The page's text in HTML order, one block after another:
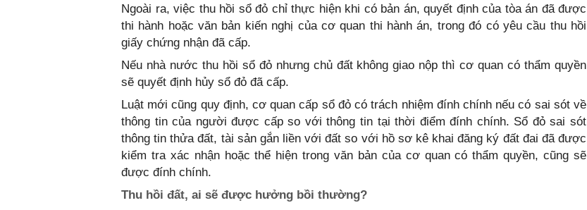
Ngoài ra, việc thu hồi sổ đỏ chỉ thực hiện khi có bản án, quyết định của tòa án đã được
thi hành hoặc văn bản kiến nghị của cơ quan thi hành án, trong đó có yêu cầu thu hồi
giấy chứng nhận đã cấp.
Nếu nhà nước thu hồi sổ đỏ nhưng chủ đất không giao nộp thì cơ quan có thẩm quyền
sẽ quyết định hủy sổ đỏ đã cấp.
Luật mới cũng quy định, cơ quan cấp sổ đỏ có trách nhiệm đính chính nếu có sai sót về
thông tin của người được cấp so với thông tin tại thời điểm đính chính. Sổ đỏ sai sót
thông tin thửa đất, tài sản gắn liền với đất so với hồ sơ kê khai đăng ký đất đai đã được
kiểm tra xác nhận hoặc thể hiện trong văn bản của cơ quan có thẩm quyền, cũng sẽ
được đính chính.
Thu hồi đất, ai sẽ được hưởng bồi thường?